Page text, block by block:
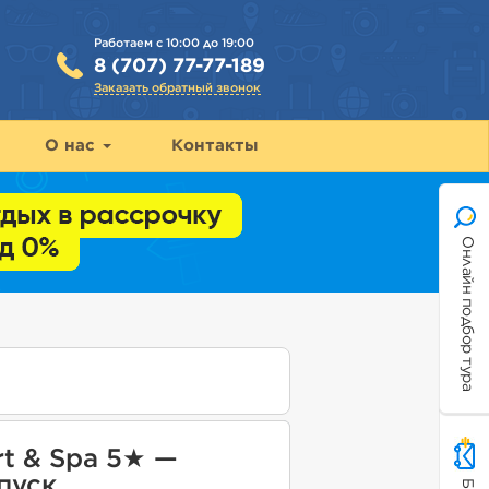
Работаем с 10:00 до 19:00
8 (707) 77-77-189
Заказать обратный звонок
О нас Контакты
Онлайн подбор тура
& Spa 5★ —